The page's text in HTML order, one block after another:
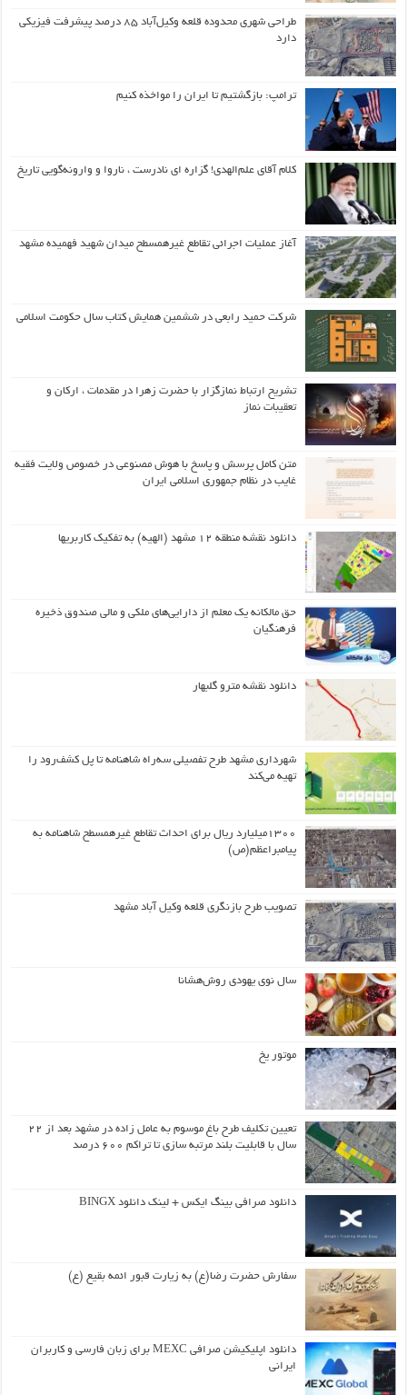
طراحی شهری محدوده قلعه وکیل‌آباد ۸۵ درصد پیشرفت فیزیکی
دارد
ترامپ: بازگشتیم تا ایران را مواخذه کنیم
کلام آقای علم‌الهدی! گزاره ای نادرست ، ناروا و وارونه‌گویی تاریخ
آغاز عملیات اجرائی تقاطع غیرهمسطح میدان شهید فهمیده مشهد
شرکت حمید رابعی در ششمین همایش کتاب سال حکومت اسلامی
تشریح ارتباط نمازگزار با حضرت زهرا در مقدمات ، ارکان و
تعقیبات نماز
متن کامل پرسش و پاسخ با هوش مصنوعی در خصوص ولایت فقیه
غایب در نظام جمهوری اسلامی ایران
دانلود نقشه منطقه ۱۲ مشهد (الهیه) به تفکیک کاربریها
حق مالکانه یک معلم از دارایی‌های ملکی و مالی صندوق ذخیره
فرهنگیان
دانلود نقشه مترو گلبهار
شهرداری مشهد طرح تفصیلی سه‌راه شاهنامه تا پل کشف‌رود را
تهیه می‌کند
۱۳۰۰میلیارد ریال برای احداث تقاطع غیرهمسطح شاهنامه به
پیامبراعظم(ص)
تصویب طرح بازنگری قلعه وکیل آباد مشهد
سال نوی یهودی روش‌هشانا
موتور یخ
تعیین تکلیف طرح باغ موسوم به عامل زاده در مشهد بعد از ۲۲
سال با قابلیت بلند مرتبه سازی تا تراکم ۶۰۰ درصد
دانلود صرافی بینگ ایکس + لینک دانلود BINGX
سفارش حضرت رضا(ع) به زیارت قبور ائمه بقیع (ع)
دانلود اپلیکیشن صرافی MEXC برای زبان فارسی و کاربران
ایرانی